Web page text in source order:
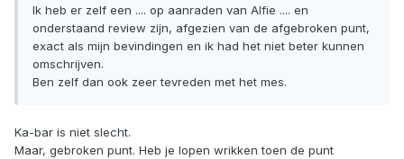
Ik heb er zelf een .... op aanraden van Alfie .... en
onderstaand review zijn, afgezien van de afgebroken punt,
exact als mijn bevindingen en ik had het niet beter kunnen
omschrijven.
Ben zelf dan ook zeer tevreden met het mes.
Ka-bar is niet slecht.
Maar, gebroken punt. Heb je lopen wrikken toen de punt